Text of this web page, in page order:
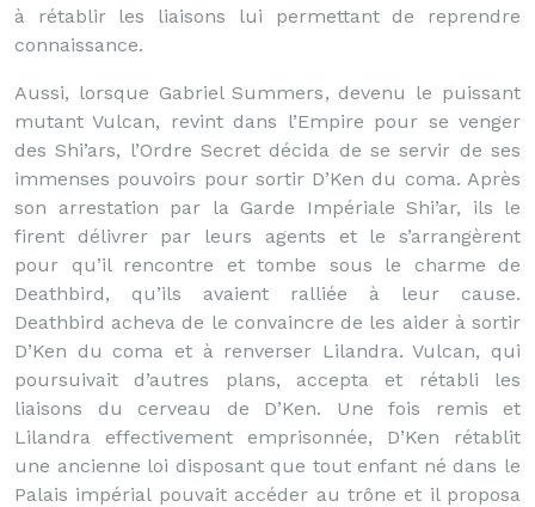
à rétablir les liaisons lui permettant de reprendre
connaissance.
Aussi, lorsque Gabriel Summers, devenu le puissant
mutant Vulcan, revint dans l’Empire pour se venger
des Shi’ars, l’Ordre Secret décida de se servir de ses
immenses pouvoirs pour sortir D’Ken du coma. Après
son arrestation par la Garde Impériale Shi’ar, ils le
firent délivrer par leurs agents et le s’arrangèrent
pour qu’il rencontre et tombe sous le charme de
Deathbird, qu’ils avaient ralliée à leur cause.
Deathbird acheva de le convaincre de les aider à sortir
D’Ken du coma et à renverser Lilandra. Vulcan, qui
poursuivait d’autres plans, accepta et rétabli les
liaisons du cerveau de D’Ken. Une fois remis et
Lilandra effectivement emprisonnée, D’Ken rétablit
une ancienne loi disposant que tout enfant né dans le
Palais impérial pouvait accéder au trône et il proposa